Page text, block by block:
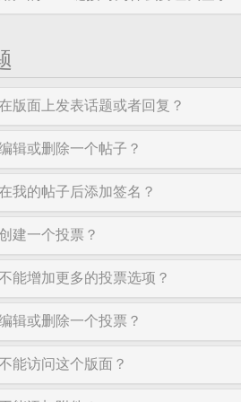
版面上发表话题或者回复？
辑或删除一个帖子？
我的帖子后添加签名？
建一个投票？
能增加更多的投票选项？
辑或删除一个投票？
能访问这个版面？